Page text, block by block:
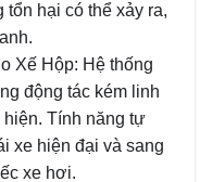
hại có thể xảy ra,
Xế Hộp: Hệ thống
động tác kém linh
Tính năng tự
xe hiện đại và sang
xe hơi.